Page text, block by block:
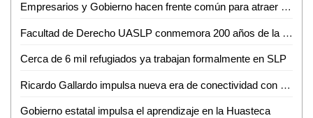
Empresarios y Gobierno hacen frente común para atraer nuevas empresas a SLP
Facultad de Derecho UASLP conmemora 200 años de la primera Cátedra Prima de Leyes
Cerca de 6 mil refugiados ya trabajan formalmente en SLP
Ricardo Gallardo impulsa nueva era de conectividad con ampliación de rutas de Volaris
Gobierno estatal impulsa el aprendizaje en la Huasteca